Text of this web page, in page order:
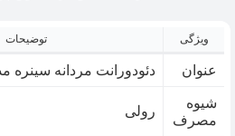
ویژگی توضیحات
عنوان دئودورانت مردانه سینره
شیوه
مصرف
رولی